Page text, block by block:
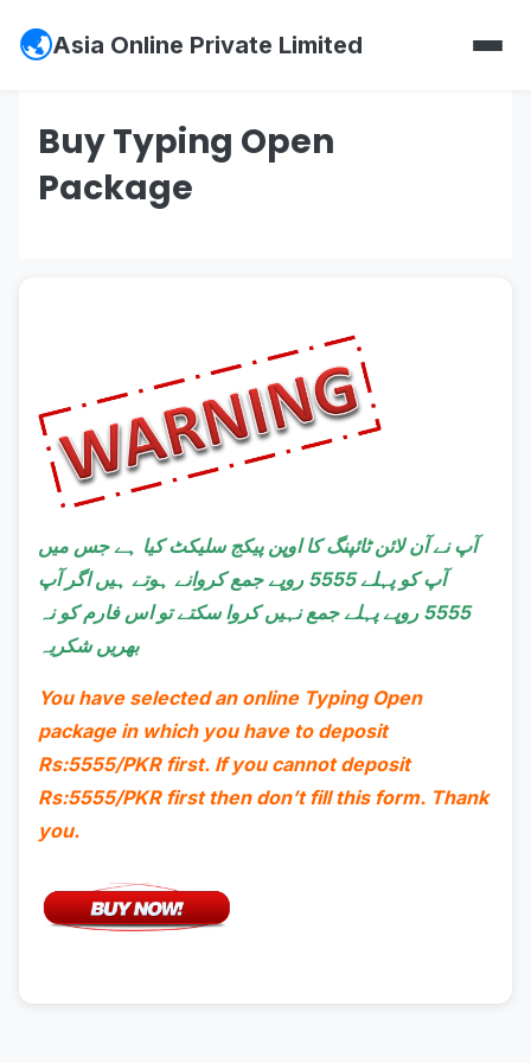
Asia Online Private Limited
Buy Typing Open
Package
آپ نے آن لائن ٹائپنگ کا اوپن پیکج سلیکٹ کیا ہے جس میں
آپ کو پہلے 5555 روپے جمع کروانے ہوتے ہیں اگر آپ
5555 روپے پہلے جمع نہیں کروا
سکتے تو اس فارم کو نہ
بھریں شکریہ
You have selected an online Typing Open
package in which you have to deposit
Rs:5555/PKR first. If you cannot deposit
Rs:5555/PKR first then don’t fill this form. Thank
you.